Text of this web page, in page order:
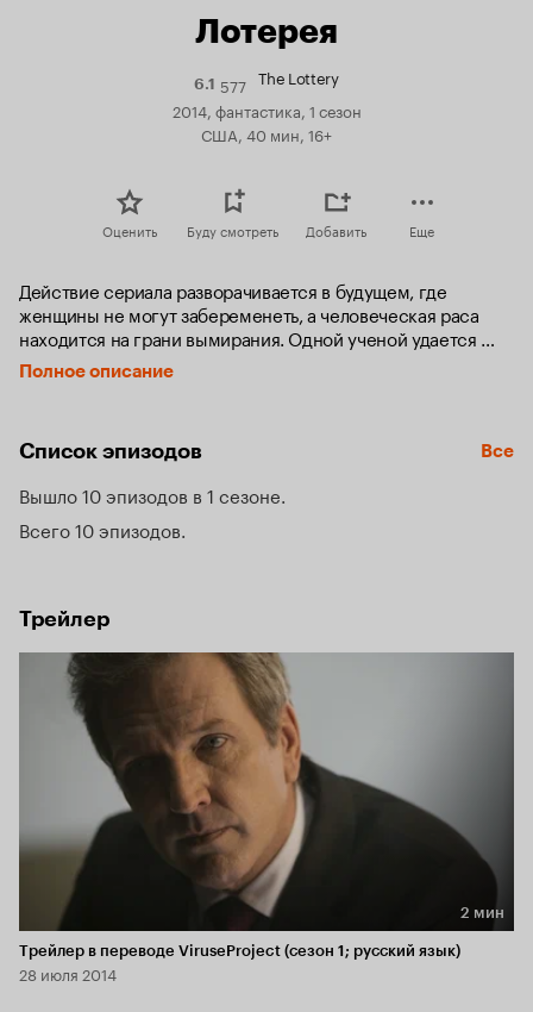
Лотерея
6.1Рейтинг
Кинопоиска
6.1
577 The Lottery
2014, фантастика, 1 сезон
США, 40 мин, 16+
Оценить Буду смотреть Добавить Еще
Действие сериала разворачивается в будущем, где
женщины не могут забеременеть, а человеческая раса
находится на грани вымирания. Одной ученой удается
успешно оплодотворить 100 яйцеклеток, после чего
правительство решает провести лотерею, чтобы
Полное описание
Список эпизодов Все
Вышло 10 эпизодов в 1 сезоне
Всего 10 эпизодов
Трейлер
Длительность 2 мин
2 мин
Трейлер в переводе ViruseProject (сезон 1; русский язык)
28 июля 2014